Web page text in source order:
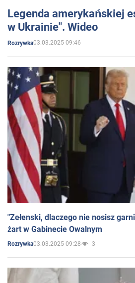
Legenda amerykańskiej
w Ukrainie". Wideo
Rozrywka03.03.2025 09:46
"Zełenski, dlaczego nie nosisz
żart w Gabinecie Owalnym
Rozrywka03.03.2025 09:28 3